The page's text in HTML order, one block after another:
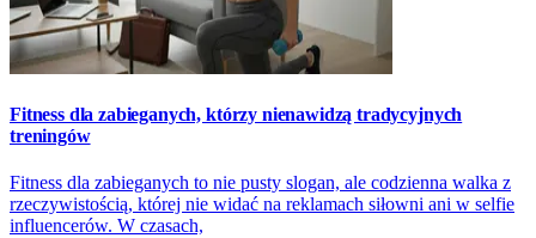
Fitness dla zabieganych, którzy nienawidzą tradycyjnych
treningów
Fitness dla zabieganych to nie pusty slogan, ale codzienna walka z
rzeczywistością, której nie widać na reklamach siłowni ani w selfie
influencerów. W czasach,